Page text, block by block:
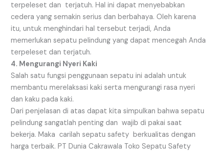
terpeleset dan terjatuh. Hal ini dapat menyebabkan
cedera yang semakin serius dan berbahaya. Oleh karena
itu, untuk menghindari hal tersebut terjadi, Anda
memerlukan sepatu pelindung yang dapat mencegah Anda
terpeleset dan terjatuh.
4. Mengurangi Nyeri Kaki
Salah satu fungsi penggunaan sepatu ini adalah untuk
membantu merelaksasi kaki serta mengurangi rasa nyeri
dan kaku pada kaki.
Dari penjelasan di atas dapat kita simpulkan bahwa sepatu
pelindung sangatlah penting dan wajib di pakai saat
bekerja. Maka carilah sepatu safety berkualitas dengan
harga terbaik. PT Dunia Cakrawala Toko Sepatu Safety